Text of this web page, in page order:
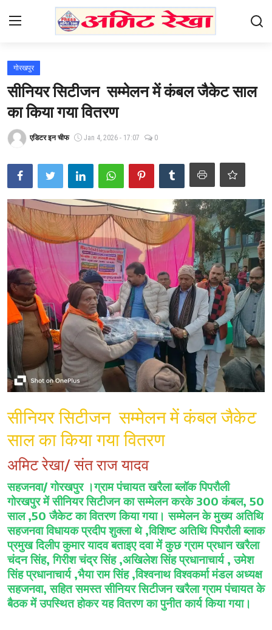
Home
Contact
उत्तर प्रदेश
एजुकेशन
हेल्थ
राजनीति
क्राइम
साहित्यिक
गोरखपुर
सीनियर सिटीजन सम्मेलन में कंबल जैकेट साल
का किया गया वितरण
एडिटर इन चीफ Jan 4, 2026 - 17:07 0
सीनियर सिटीजन सम्मेलन में कंबल जैकेट
साल का किया गया वितरण
अमिट रेखा/ संत राज यादव
सहजनवा/ गोरखपुर ।ग्राम पंचायत खरैला ब्लॉक पिपरौली
गोरखपुर में सीनियर सिटीजन का सम्मेलन करके 300 कंबल, 50
साल ,50 जैकेट का वितरण किया गया। सम्मेलन के मुख्य अतिथि
सहजनवा विधायक प्रदीप शुक्ला थे ,विशिष्ट अतिथि पिपरौली ब्लाक
प्रमुख दिलीप कुमार यादव बताइए दवा में कुछ ग्राम प्रधान खरैला
चंदन सिंह, गिरीश चंद्र सिंह ,अखिलेश सिंह प्रधानाचार्य , उमेश
सिंह प्रधानाचार्य ,भैया राम सिंह ,विश्वनाथ विश्वकर्मा मंडल अध्यक्ष
सहजनवा, सहित समस्त सीनियर सिटीजन खरैला ग्राम पंचायत के
बैठक में उपस्थित होकर यह वितरण का पुनीत कार्य किया गया।